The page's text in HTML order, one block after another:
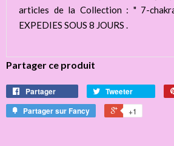
articles de la Collection : " 7-
EXPEDIES SOUS 8 JOURS .
Partager ce produit
Partager Tweeter
Partager sur Fancy
+1